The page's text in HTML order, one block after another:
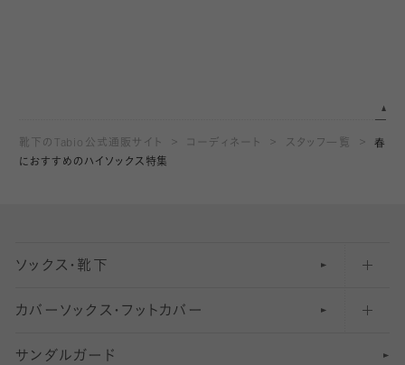
靴下のTabio公式通販サイト コーディネート スタッフ一覧
春
におすすめのハイソックス特集
ソックス・靴下
五本指ソックス・靴下
足袋ソックス・靴下
カバーソックス・フットカバー
フットカバー・カバーソックス（深め）
サンダルガード